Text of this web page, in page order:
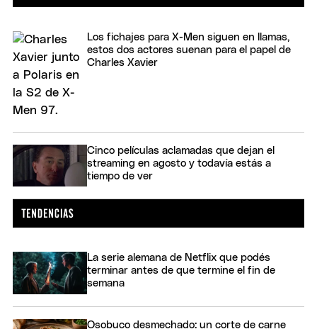
Los fichajes para X-Men siguen en llamas,
estos dos actores suenan para el papel de
Charles Xavier
Cinco películas aclamadas que dejan el
streaming en agosto y todavía estás a
tiempo de ver
La serie alemana de Netflix que podés
terminar antes de que termine el fin de
semana
Osobuco desmechado: un corte de carne